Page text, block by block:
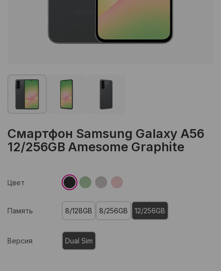
Смартфон Samsung Galaxy A56
12/256GB Amesome Graphite
Цвет
Память 8/128GB 8/256GB 12/256GB
Версия Dual Sim